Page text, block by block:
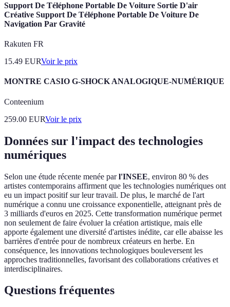
Support De Téléphone Portable De Voiture Sortie D'air
Créative Support De Téléphone Portable De Voiture De
Navigation Par Gravité
Rakuten FR
15.49 EURVoir le prix
MONTRE CASIO G-SHOCK ANALOGIQUE-NUMÉRIQUE
Conteenium
259.00 EURVoir le prix
Données sur l'impact des technologies
numériques
Selon une étude récente menée parl'INSEE, environ 80 % des
artistes contemporains affirment que les technologies numériques ont
eu un impact positif sur leur travail. De plus, le marché de l'art
numérique a connu une croissance exponentielle, atteignant près de
3 milliards d'euros en 2025. Cette transformation numérique permet
non seulement de faire évoluer la création artistique, mais elle
apporte également une diversité d'artistes inédite, car elle abaisse les
barrières d'entrée pour de nombreux créateurs en herbe. En
conséquence, les innovations technologiques bouleversent les
approches traditionnelles, favorisant des collaborations créatives et
interdisciplinaires.
Questions fréquentes